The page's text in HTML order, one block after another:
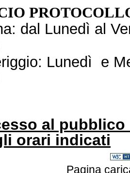
dal Lunedì al
Lunedì e
al
orari indicati
Pagina